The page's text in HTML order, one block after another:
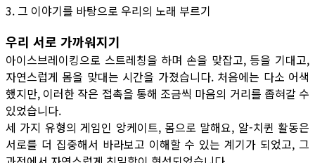
3. 그 이야기를 바탕으로 우리의 노래 부르기
우리 서로 가까워지기
아이스브레이킹으로 스트레칭을 하며 손을 맞잡고, 등을 기대고,
자연스럽게 몸을 맞대는 시간을 가졌습니다. 처음에는 다소 어색
했지만, 이러한 작은 접촉을 통해 조금씩 마음의 거리를 좁혀갈 수
있었습니다.
세 가지 유형의 게임인 앙케이트, 몸으로 말해요, 알-치퀸 활동은
서로를 더 집중해서 바라보고 이해할 수 있는 계기가 되었고, 그